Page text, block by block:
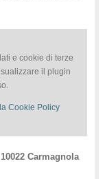
e cookie di terze
il plugin
Cookie Policy
Carmagnola